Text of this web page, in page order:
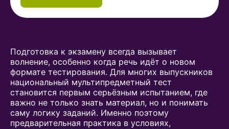
Подготовка к экзамену всегда вызывает
волнение, особенно когда речь идёт о новом
формате тестирования. Для многих выпускников
национальный мультипредметный тест
становится первым серьёзным испытанием, где
важно не только знать материал, но и понимать
саму логику заданий. Именно поэтому
предварительная практика в условиях,